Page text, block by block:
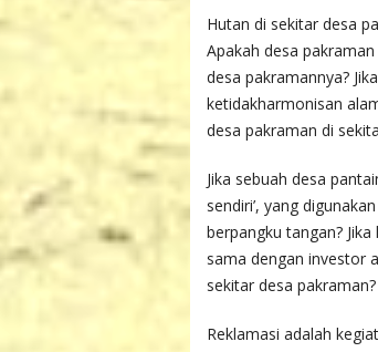
Hutan di sekitar desa
Apakah desa
desa pakramannya?
ketidakharmonisan
desa pakraman di
Jika sebuah desa
sendiri’, yang
berpangku tangan?
sama dengan investor
sekitar desa pakraman?
Reklamasi adalah